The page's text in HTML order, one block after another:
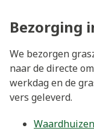
Bezorging
We bezorgen
naar de directe
werkdag en de
vers geleverd.
Waardhuizen